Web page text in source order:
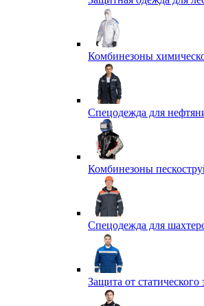
Комбинезоны
Спецодежда для
Комбинезоны
Спецодежда для
Защита от статического